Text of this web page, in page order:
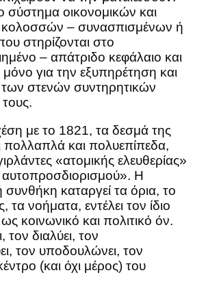
οικονομικών και
κολοσσών – συνασπισμένων ή
στηρίζονται στο
– απάτριδο κεφάλαιο και
μόνο για την εξυπηρέτηση και
των στενών συντηρητικών
με το 1821, τα δεσμά της
πολλαπλά και πολυεπίπεδα,
«ατομικής ελευθερίας»
αυτοπροσδιορισμού». Η
συνθήκη καταργεί τα όρια, το
τα νοήματα, εντέλει τον ίδιο
κοινωνικό και πολιτικό όν.
τον διαλύει, τον
τον υποδουλώνει, τον
(και όχι μέρος) του